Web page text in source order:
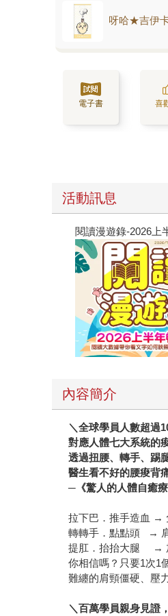
呀哈★吉伊
電子書 喜
活動訊息
閱讀漫遊錄-2026上
內容簡介
＼全球學員人數超過
對應人體七大系統的
透過扭腰、轉手、踢
醫生看不好的腰痠背
─《驚人的人體自癒
拉下巴．推手造血 →
轉轉手．點點頭 →
提肛．抬抬大腿 →
你相信嗎？只要1次1
難纏的肩頸僵硬、壓
＼百萬學員親身見證